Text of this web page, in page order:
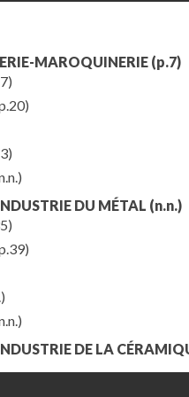
MAROQUINERIE (p.7)
DU MÉTAL (n.n.)
DE LA